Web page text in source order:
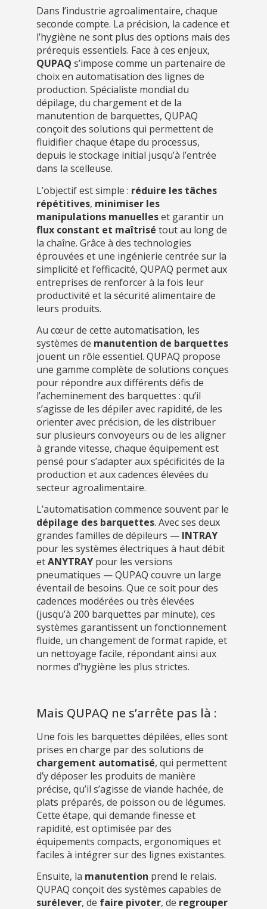
Dans l’industrie agroalimentaire, chaque
seconde compte. La précision, la cadence et
l’hygiène ne sont plus des options mais des
prérequis essentiels. Face à ces enjeux,
QUPAQ s’impose comme un partenaire de
choix en automatisation des lignes de
production. Spécialiste mondial du
dépilage, du chargement et de la
manutention de barquettes, QUPAQ
conçoit des solutions qui permettent de
fluidifier chaque étape du processus,
depuis le stockage initial jusqu’à l’entrée
dans la scelleuse.
L’objectif est simple : réduire les tâches
répétitives, minimiser les
manipulations manuelleset garantir un
flux constant et maîtrisé tout au long de
la chaîne. Grâce à des technologies
éprouvées et une ingénierie centrée sur la
simplicité et l’efficacité, QUPAQ permet aux
entreprises de renforcer à la fois leur
productivité et la sécurité alimentaire de
leurs produits.
Au cœur de cette automatisation, les
systèmes de manutention de barquettes
jouent un rôle essentiel. QUPAQ propose
une gamme complète de solutions conçues
pour répondre aux différents défis de
l’acheminement des barquettes : qu’il
s’agisse de les dépiler avec rapidité, de les
orienter avec précision, de les distribuer
sur plusieurs convoyeurs ou de les aligner
à grande vitesse, chaque équipement est
pensé pour s’adapter aux spécificités de la
production et aux cadences élevées du
secteur agroalimentaire.
L’automatisation commence souvent par le
dépilage des barquettes. Avec ses deux
grandes familles de dépileurs — INTRAY
pour les systèmes électriques à haut débit
etANYTRAY pour les versions
pneumatiques — QUPAQ couvre un large
éventail de besoins. Que ce soit pour des
cadences modérées ou très élevées
(jusqu’à 200 barquettes par minute), ces
systèmes garantissent un fonctionnement
fluide, un changement de format rapide, et
un nettoyage facile, répondant ainsi aux
normes d’hygiène les plus strictes.
Mais QUPAQ ne s’arrête pas là :
Une fois les barquettes dépilées, elles sont
prises en charge par des solutions de
chargement automatisé, qui permettent
d’y déposer les produits de manière
précise, qu’il s’agisse de viande hachée, de
plats préparés, de poisson ou de légumes.
Cette étape, qui demande finesse et
rapidité, est optimisée par des
équipements compacts, ergonomiques et
faciles à intégrer sur des lignes existantes.
Ensuite, la manutention prend le relais.
QUPAQ conçoit des systèmes capables de
surélever, de faire pivoter, de regrouper